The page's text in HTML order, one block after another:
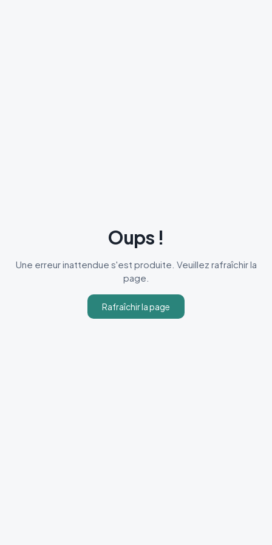
Oups !
Une erreur inattendue s'est produite. Veuillez rafraîchir la
page.
Rafraîchir la page